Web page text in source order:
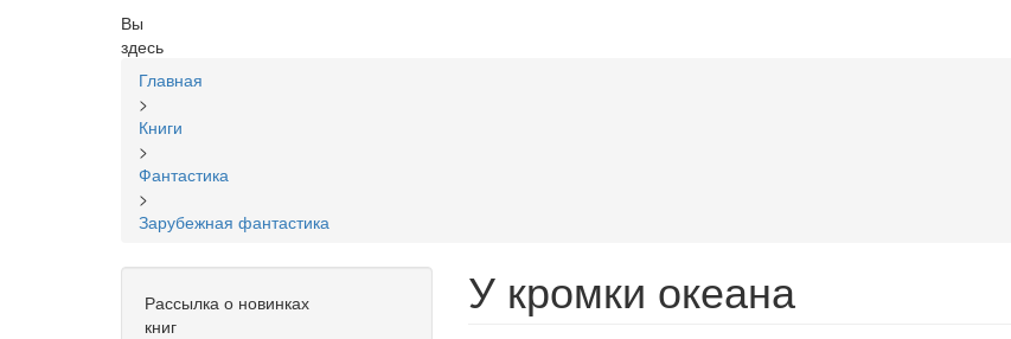
Вы
здесь
Главная
>
Книги
>
Фантастика
>
Зарубежная фантастика
Рассылка о новинках
книг
У кромки океана